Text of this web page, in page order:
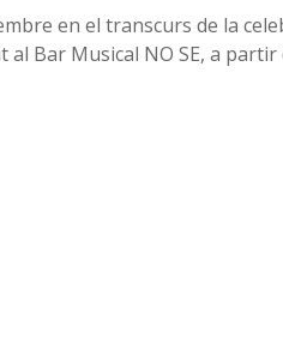
en el transcurs de la
Bar Musical NO SE, a partir